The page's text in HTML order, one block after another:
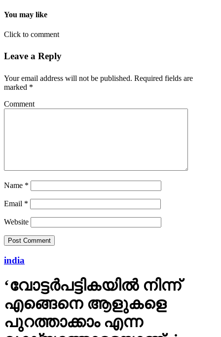
You may like
Click to comment
Leave a Reply
Your email address will not be published. Required fields are
marked *
Comment
Name *
Email *
Website
india
‘വോട്ടര്‍പട്ടികയില്‍ നിന്ന്
എങ്ങെനെ ആളുകളെ
പുറത്താക്കാം എന്ന